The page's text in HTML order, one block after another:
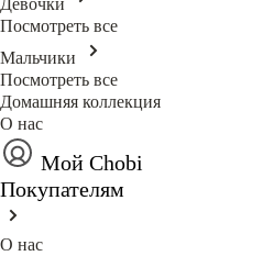
Девочки
Посмотреть все
Мальчики
Посмотреть все
Домашняя коллекция
О нас
Мой Chobi
Покупателям
О нас